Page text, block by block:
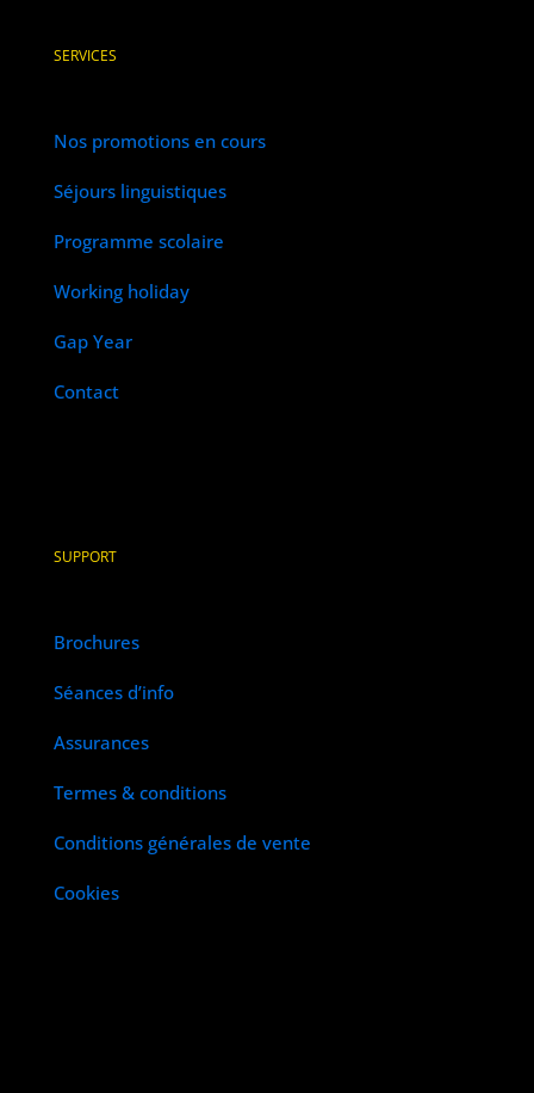
SERVICES
Nos promotions en cours
Séjours linguistiques
Programme scolaire
Working holiday
Gap Year
Contact
SUPPORT
Brochures
Séances d’info
Assurances
Termes & conditions
Conditions générales de vente
Cookies